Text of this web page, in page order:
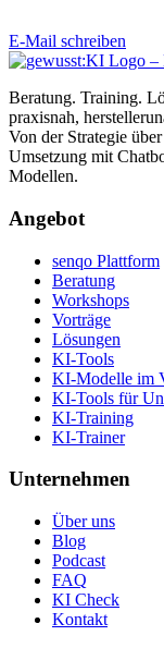
E-Mail schreiben
Beratung. Training.
praxisnah,
Von der Strategie
Umsetzung mit
Modellen.
Angebot
senqo Plattform
Beratung
Workshops
Vorträge
Lösungen
KI-Tools
KI-Modelle im
KI-Tools für
KI-Training
KI-Trainer
Unternehmen
Über uns
Blog
Podcast
FAQ
KI Check
Kontakt